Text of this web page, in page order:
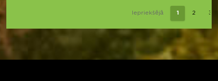
Iepriekšējā 1 2 3